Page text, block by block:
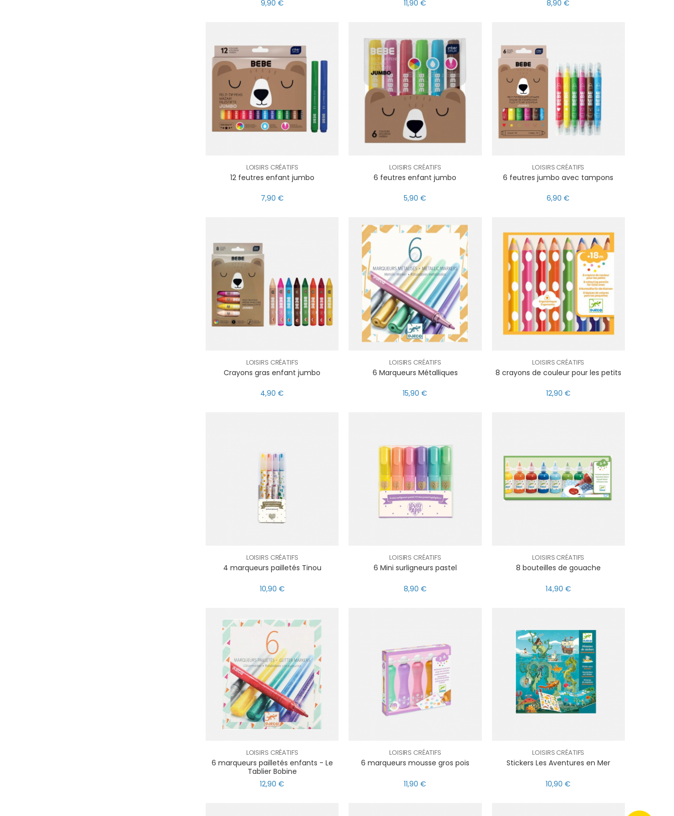
9,90 € 11,90 € 8,90 €
LOISIRS CRÉATIFS
12 feutres enfant jumbo
7,90 €
LOISIRS CRÉATIFS
6 feutres enfant jumbo
5,90 €
LOISIRS CRÉATIFS
6 feutres jumbo avec tampons
6,90 €
LOISIRS CRÉATIFS
Crayons gras enfant jumbo
4,90 €
LOISIRS CRÉATIFS
6 Marqueurs Métalliques
15,90 €
LOISIRS CRÉATIFS
8 crayons de couleur pour les petits
12,90 €
LOISIRS CRÉATIFS
4 marqueurs pailletés Tinou
10,90 €
LOISIRS CRÉATIFS
6 Mini surligneurs pastel
8,90 €
LOISIRS CRÉATIFS
8 bouteilles de gouache
14,90 €
LOISIRS CRÉATIFS
6 marqueurs pailletés enfants - Le
Tablier Bobine
12,90 €
LOISIRS CRÉATIFS
6 marqueurs mousse gros pois
11,90 €
LOISIRS CRÉATIFS
Stickers Les Aventures en Mer
10,90 €